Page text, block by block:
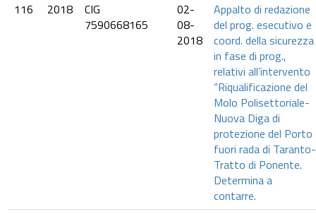
116
2018
CIG
7590668165
02-
08-
2018
Appalto di redazione
del prog. esecutivo e
coord. della sicurezza
in fase di prog.,
relativi all’intervento
“Riqualificazione del
Molo Polisettoriale-
Nuova Diga di
protezione del Porto
fuori rada di Taranto-
Tratto di Ponente.
Determina a
contarre.